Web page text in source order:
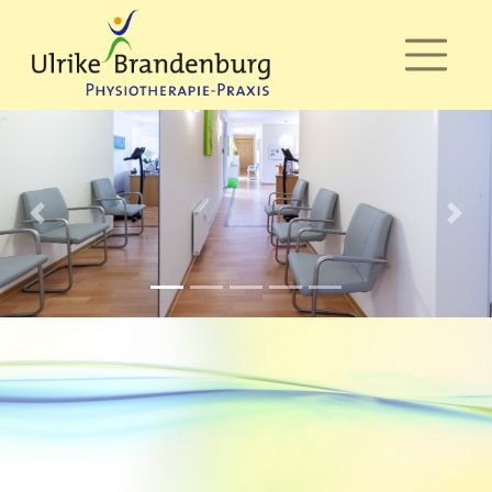
Physiotherapie
/
KG
Beckenbodengymnastik
Bindegewebsmassage
Brügger
Therapie
Previous Next